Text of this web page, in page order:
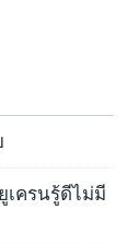
เครนรู้ดีไม่มี